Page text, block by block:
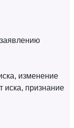
изменение
иска, признание